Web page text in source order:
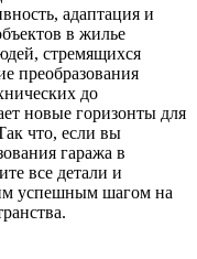
адаптация и
в жилье
стремящихся
преобразования
до
новые горизонты для
что, если вы
гаража в
все детали и
успешным шагом на